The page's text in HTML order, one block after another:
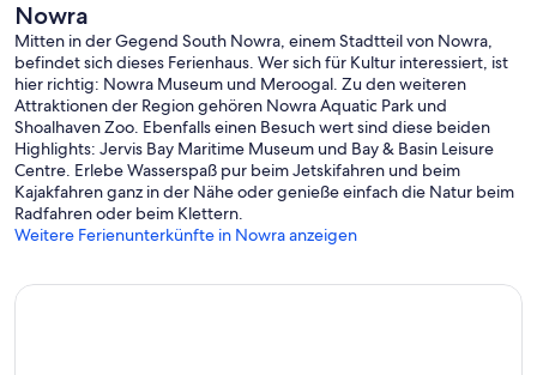
Nowra
Mitten in der Gegend South Nowra, einem Stadtteil von Nowra,
befindet sich dieses Ferienhaus. Wer sich für Kultur interessiert, ist
hier richtig: Nowra Museum und Meroogal. Zu den weiteren
Attraktionen der Region gehören Nowra Aquatic Park und
Shoalhaven Zoo. Ebenfalls einen Besuch wert sind diese beiden
Highlights: Jervis Bay Maritime Museum und Bay & Basin Leisure
Centre. Erlebe Wasserspaß pur beim Jetskifahren und beim
Kajakfahren ganz in der Nähe oder genieße einfach die Natur beim
Radfahren oder beim Klettern.
Weitere Ferienunterkünfte in Nowra anzeigen